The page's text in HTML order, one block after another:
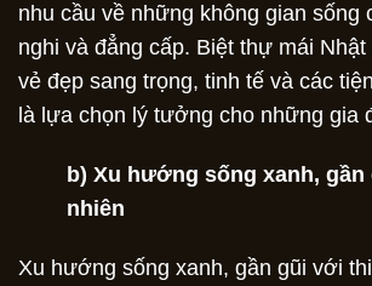
nhu cầu về những không gian sống
nghi và đẳng cấp. Biệt thự mái
vẻ đẹp sang trọng, tinh tế và các
là lựa chọn lý tưởng cho những gia
b) Xu hướng sống xanh,
nhiên
Xu hướng sống xanh, gần gũi với